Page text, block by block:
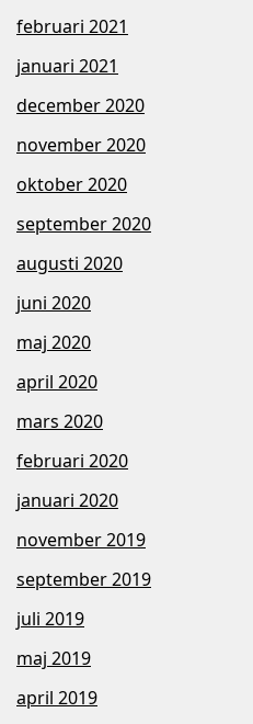
februari 2021
januari 2021
december 2020
november 2020
oktober 2020
september 2020
augusti 2020
juni 2020
maj 2020
april 2020
mars 2020
februari 2020
januari 2020
november 2019
september 2019
juli 2019
maj 2019
april 2019